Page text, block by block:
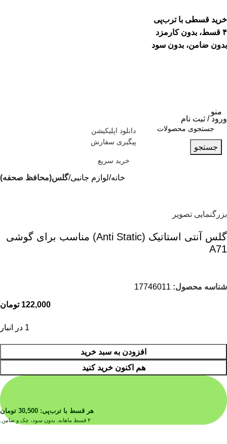
خرید قسطی با ترب‌پی
۴ قسط، بدون کارمزد
بدون ضامن، بدون سود
ورود / ثبت نام
دانلود اپلیکیشن
پیگیری سفارش
منو
جستجو
خرید سریع
خانه لوازم جانبی گلس(محافظ صحفه)
بزرگنمایی تصویر
گلس آنتی استاتیک (Anti Static) مناسب برای گوشی
A71
شناسه محصول: 17746011
122,000 تومان
1 در انبار
افزودن به سبد خرید
هم اکنون خرید کنید
هر قسط با ترب‌پی: 30,500 تومان
۴ قسط ماهانه. بدون سود، چک و ضامن.